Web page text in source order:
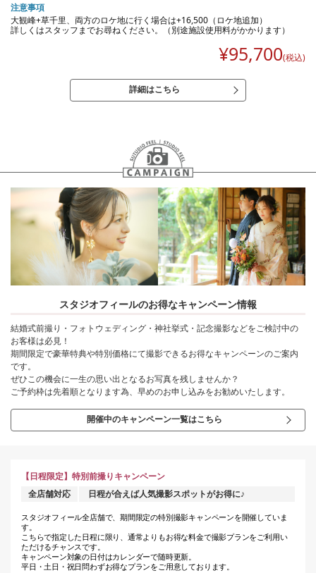
注意事項
大観峰+草千里、両方のロケ地に行く場合は+16,500（ロケ地追加）
詳しくはスタッフまでお尋ねください。（別途施設使用料がかかります）
¥95,700(税込)
詳細はこちら
スタジオフィールのお得なキャンペーン情報
結婚式前撮り・フォトウェディング・神社挙式・記念撮影などをご検討中の
お客様は必見！
期間限定で豪華特典や特別価格にて撮影できるお得なキャンペーンのご案内
です。
ぜひこの機会に一生の思い出となるお写真を残しませんか？
ご予約枠は先着順となります為、早めのお申し込みをお勧めいたします。
開催中のキャンペーン一覧はこちら
【日程限定】特別前撮りキャンペーン
全店舗対応
日程が合えば人気撮影スポットがお得に♪
スタジオフィール全店舗で、期間限定の特別撮影キャンペーンを開催していま
す。
こちらで指定した日程に限り、通常よりもお得な料金で撮影プランをご利用い
ただけるチャンスです。
キャンペーン対象の日付はカレンダーで随時更新。
平日・土日・祝日問わずお得なプランをご用意しております。